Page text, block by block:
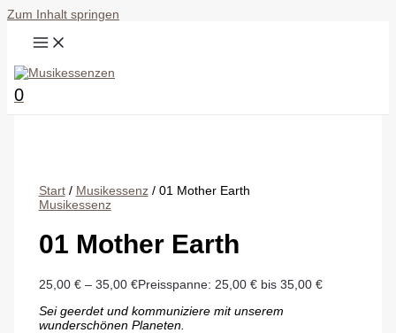
Zum Inhalt springen
0
Start/ Musikessenz/ 01 Mother Earth
Musikessenz
01 Mother Earth
25,00 € – 35,00 €Preisspanne: 25,00 € bis 35,00 €
Sei geerdet und kommuniziere mit unserem
wunderschönen Planeten.